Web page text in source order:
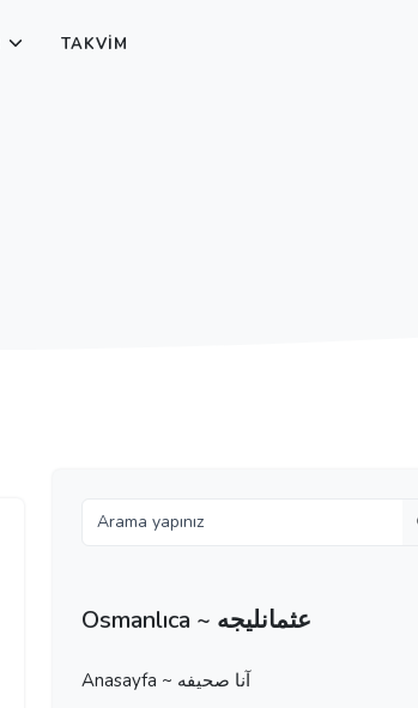
TAKVIM
Osmanlıca ~ عثمانليجه
Anasayfa ~ آنا صحيفه